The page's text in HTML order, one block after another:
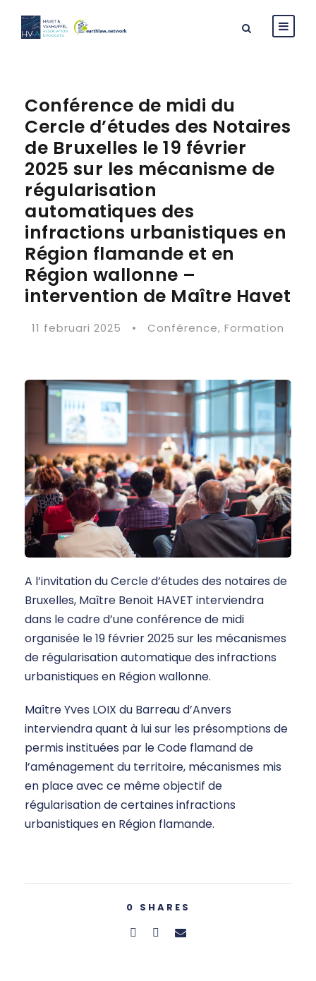
Conférence de midi du
Cercle d’études des Notaires
de Bruxelles le 19 février
2025 sur les mécanisme de
régularisation
automatiques des
infractions urbanistiques en
Région flamande et en
Région wallonne –
intervention de Maître Havet
11 februari 2025 • Conférence, Formation
A l’invitation du Cercle d’études des notaires de
Bruxelles, Maître Benoit HAVET interviendra
dans le cadre d’une conférence de midi
organisée le 19 février 2025 sur les mécanismes
de régularisation automatique des infractions
urbanistiques en Région wallonne.
Maître Yves LOIX du Barreau d’Anvers
interviendra quant à lui sur les présomptions de
permis instituées par le Code flamand de
l’aménagement du territoire, mécanismes mis
en place avec ce même objectif de
régularisation de certaines infractions
urbanistiques en Région flamande.
0 SHARES